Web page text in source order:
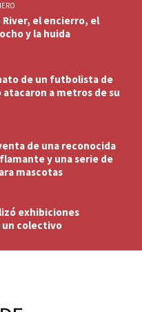
River, el encierro, el
y la huida
de un futbolista de
atacaron a metros de su
de una reconocida
y una serie de
mascotas
exhibiciones
un colectivo